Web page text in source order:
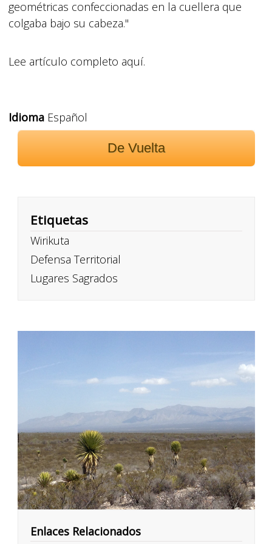
geométricas confeccionadas en la cuellera que
colgaba bajo su cabeza."
Lee artículo completo aquí.
IdiomaEspañol
De Vuelta
Etiquetas
Wirikuta
Defensa Territorial
Lugares Sagrados
Enlaces Relacionados